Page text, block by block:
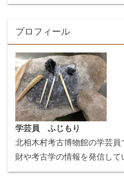
プロフィール
学芸員 ふじもり
北相木村考古博物館の学芸
財や考古学の情報を発信して